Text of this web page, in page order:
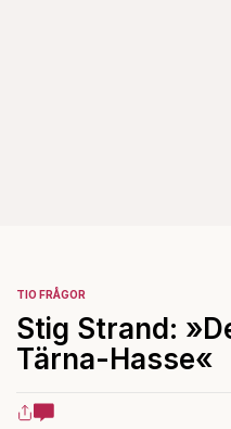
TIO FRÅGOR
Stig Strand:
Tärna-Hasse«